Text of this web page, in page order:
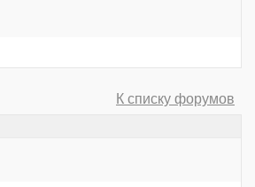
К списку форумов